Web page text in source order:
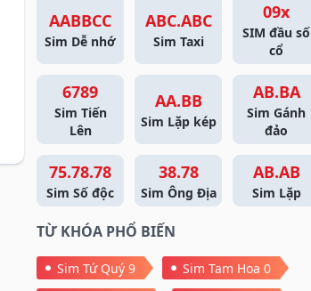
AABBCC
Sim Dễ nhớ
ABC.ABC
Sim Taxi
09x
SIM đầu số
cổ
6789
Sim Tiến
Lên
AA.BB
Sim Lặp kép
AB.BA
Sim Gánh
đảo
75.78.78
Sim Số độc
38.78
Sim Ông Địa
AB.AB
Sim Lặp
TỪ KHÓA PHỔ BIẾN
Sim Tứ Quý 9
Sim Tam Hoa 0